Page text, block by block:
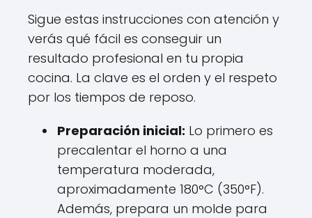
Sigue estas instrucciones con atención y
verás qué fácil es conseguir un
resultado profesional en tu propia
cocina. La clave es el orden y el respeto
por los tiempos de reposo.
Preparación inicial: Lo primero es
precalentar el horno a una
temperatura moderada,
aproximadamente 180°C (350°F).
Además, prepara un molde para